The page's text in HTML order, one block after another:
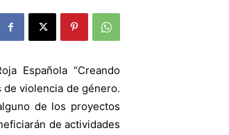
Española “Creando
violencia de género.
de los proyectos
de actividades